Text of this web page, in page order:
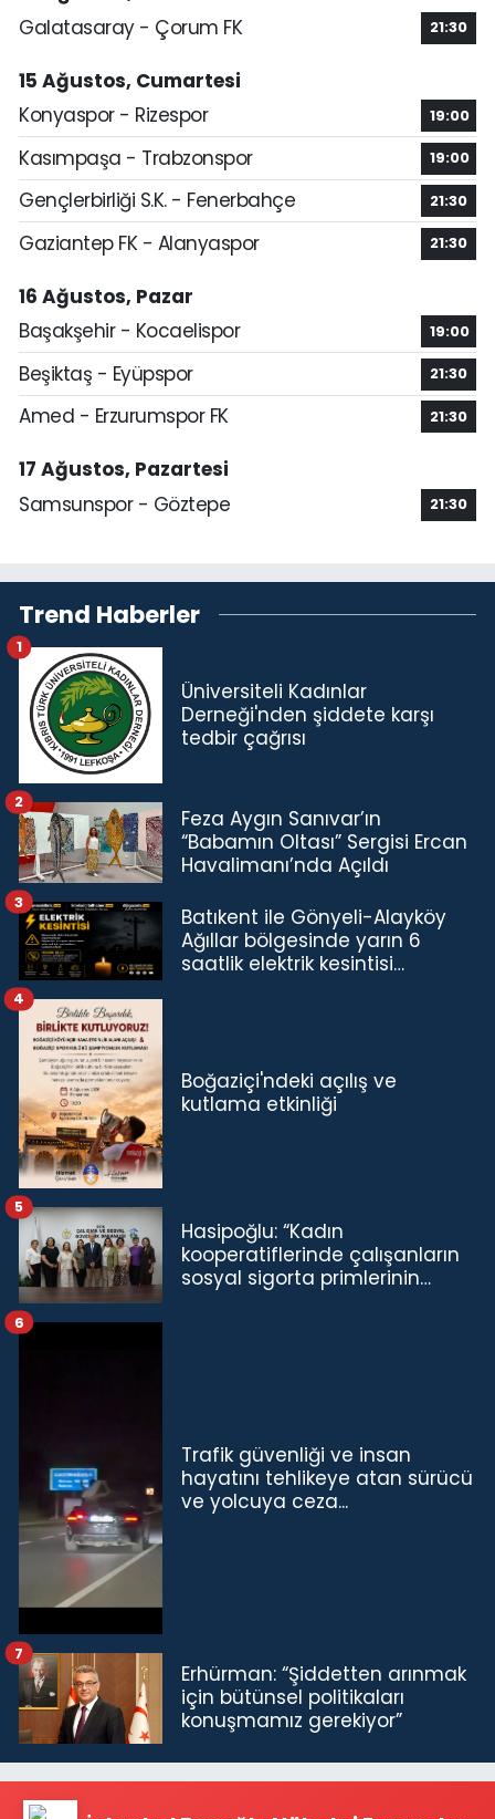
Galatasaray - Çorum FK
21:30
15 Ağustos, Cumartesi
Konyaspor - Rizespor
19:00
Kasımpaşa - Trabzonspor 19:00
Gençlerbirliği S.K. - Fenerbahçe 21:30
Gaziantep FK - Alanyaspor 21:30
16 Ağustos, Pazar
Başakşehir - Kocaelispor
19:00
Beşiktaş - Eyüpspor 21:30
Amed - Erzurumspor FK 21:30
17 Ağustos, Pazartesi
Samsunspor - Göztepe
21:30
Trend Haberler
Üniversiteli Kadınlar
Derneği'nden şiddete karşı
tedbir çağrısı
1
Feza Aygın Sanıvar’ın
“Babamın Oltası” Sergisi Ercan
Havalimanı’nda Açıldı
2
Batıkent ile Gönyeli-Alayköy
Ağıllar bölgesinde yarın 6
saatlik elektrik kesintisi…
3
Boğaziçi'ndeki açılış ve
kutlama etkinliği
4
Hasipoğlu: “Kadın
kooperatiflerinde çalışanların
sosyal sigorta primlerinin
5
Trafik güvenliği ve insan
hayatını tehlikeye atan sürücü
ve yolcuya ceza...
6
Erhürman: “Şiddetten arınmak
için bütünsel politikaları
konuşmamız gerekiyor”
7